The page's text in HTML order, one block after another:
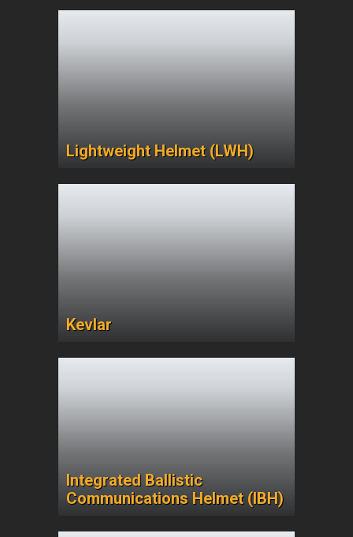
Lightweight Helmet (LWH)
Kevlar
Integrated Ballistic
Communications Helmet (IBH)